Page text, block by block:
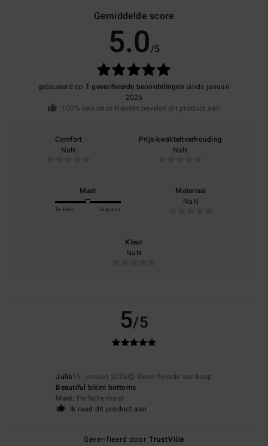
Gemiddelde score
5.0/5
gebaseerd op 1 geverifieerde beoordelingen sinds januari
2026
100% van onze klanten bevelen dit product aan
Comfort
NaN
Prijs-kwaliteitverhouding
NaN
Maat
Te klein Te groot
Materiaal
NaN
Kleur
NaN
5/5
Julia15. januari 2026
Geverifieerde aankoop
Beautiful bikini bottoms
Maat: Perfecte maat
Ik raad dit product aan
Geverifieerd door TrustVille